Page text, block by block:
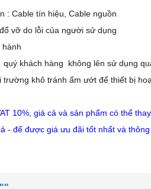
: Cable tín hiệu, Cable nguồn
vỡ do lỗi của người sử dụng
hành
khách hàng không lên sử dụng
trường khô tránh ẩm ướt để thiết bị
10%, giá cả và sản phẩm có thể
- để được giá ưu đãi tốt nhất và